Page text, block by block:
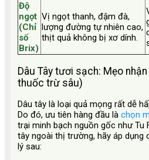
Độ
ngọt
(Chỉ
số
Brix)
Vị ngọt thanh, đậm đà,
lượng đường tự nhiên cao,
thịt quả không bị xơ dính.
Dâu Tây tươi sạch: Mẹo
thuốc trừ sâu)
Dâu tây là loại quả mọng rất dễ
Do đó, ưu tiên hàng đầu là chọn
trại minh bạch nguồn gốc như Tu
tây ngoài thị trường, hãy áp dụng
lý sau: